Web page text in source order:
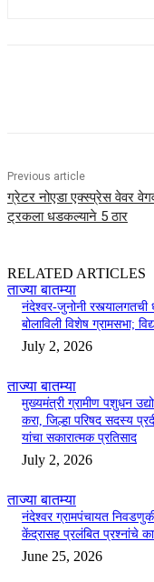
Previous article
ग्रेटर नोएडा एक्स्प्रेस वेवर
ट्रकला धडकल्याने 5 ठार
RELATED ARTICLES
ताज्या बातम्या
नंदेश्वर-जुनोनी रस्त्यालगतची
बोलाविली विशेष ग्रामसभा;
July 2, 2026
ताज्या बातम्या
मुख्यमंत्री ग्रामीण पशुधन
करा, जिल्हा परिषद सदस्य
यांचा सकारात्मक प्रतिसाद
July 2, 2026
ताज्या बातम्या
नंदेश्वर ग्रामपंचायत
केंद्रासह प्रलंबित प्रश्नांचे
June 25, 2026